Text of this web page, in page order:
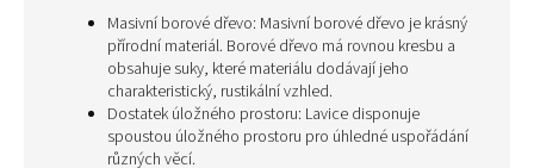
Masivní borové dřevo: Masivní borové dřevo je krásný
přírodní materiál. Borové dřevo má rovnou kresbu a
obsahuje suky, které materiálu dodávají jeho
charakteristický, rustikální vzhled.
Dostatek úložného prostoru: Lavice disponuje
spoustou úložného prostoru pro úhledné uspořádání
různých věcí.